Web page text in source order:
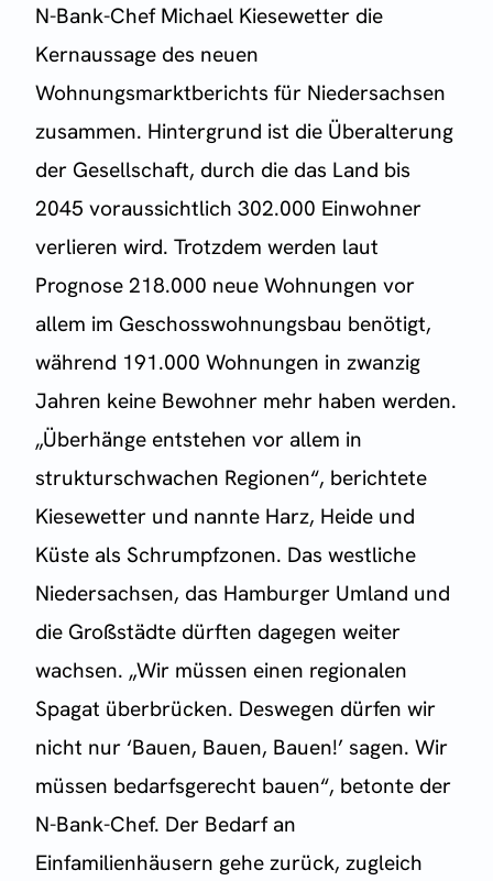
N-Bank-Chef Michael Kiesewetter die
Kernaussage des neuen
Wohnungsmarktberichts für Niedersachsen
zusammen. Hintergrund ist die Überalterung
der Gesellschaft, durch die das Land bis
2045 voraussichtlich 302.000 Einwohner
verlieren wird. Trotzdem werden laut
Prognose 218.000 neue Wohnungen vor
allem im Geschosswohnungsbau benötigt,
während 191.000 Wohnungen in zwanzig
Jahren keine Bewohner mehr haben werden.
„Überhänge entstehen vor allem in
strukturschwachen Regionen“, berichtete
Kiesewetter und nannte Harz, Heide und
Küste als Schrumpfzonen. Das westliche
Niedersachsen, das Hamburger Umland und
die Großstädte dürften dagegen weiter
wachsen. „Wir müssen einen regionalen
Spagat überbrücken. Deswegen dürfen wir
nicht nur ‘Bauen, Bauen, Bauen!’ sagen. Wir
müssen bedarfsgerecht bauen“, betonte der
N-Bank-Chef. Der Bedarf an
Einfamilienhäusern gehe zurück, zugleich